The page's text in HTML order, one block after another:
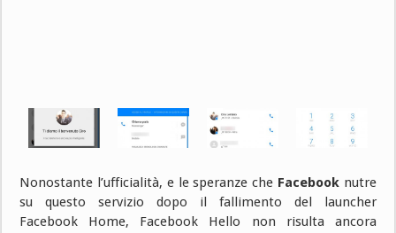
Nonostante l’ufficialità, e le speranze che Facebooknutre
su questo servizio dopo il fallimento del launcher
Facebook Home, Facebook Hello non risulta ancora